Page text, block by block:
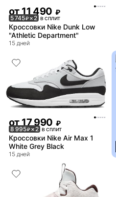
от11 490 ₽
5 745₽× 2 в сплит
Кроссовки Nike Dunk Low
"Athletic Department"
15 дней
от17 990 ₽
8 995₽× 2 в сплит
Кроссовки Nike Air Max 1
White Grey Black
15 дней